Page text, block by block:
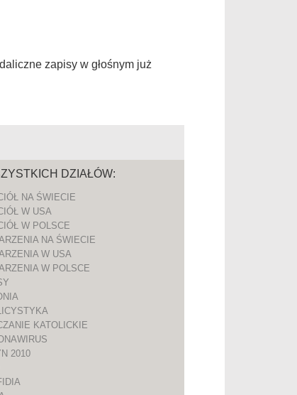
zapisy w głośnym już
DZIAŁÓW:
NA ŚWIECIE
W USA
W POLSCE
NA ŚWIECIE
W USA
W POLSCE
KATOLICKIE
2010